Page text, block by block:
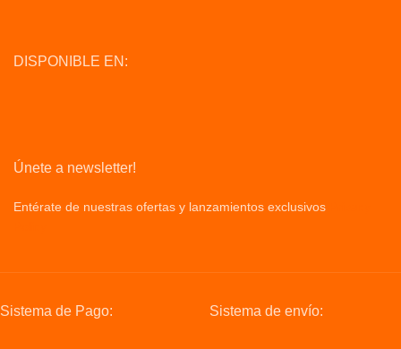
DISPONIBLE EN:
Únete a newsletter!
Entérate de nuestras ofertas y lanzamientos exclusivos
Sistema de Pago: Sistema de envío: